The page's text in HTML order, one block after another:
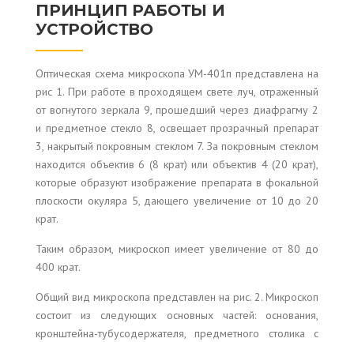
ПРИНЦИП РАБОТЫ И
УСТРОЙСТВО
Оптическая схема микроскопа УМ-401п представлена на
рис 1. При работе в проходящем свете луч, отраженный
от вогнутого зеркала 9, прошедший через диафрагму 2
и предметное стекло 8, освещает прозрачный препарат
3, накрытый покровным стеклом 7. За покровным стеклом
находится объектив 6 (8 крат) или объектив 4 (20 крат),
которые образуют изображение препарата в фокальной
плоскости окуляра 5, дающего увеличение от 10 до 20
крат.
Таким образом, микроскоп имеет увеличение от 80 до
400 крат.
Общий вид микроскопа представлен на рис. 2. Микроскоп
состоит из следующих основных частей: основания,
кронштейна-тубусодержателя, предметного столика с